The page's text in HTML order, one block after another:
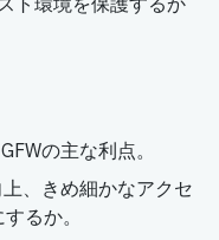
の主な利点。
、きめ細かなアクセ
るか。